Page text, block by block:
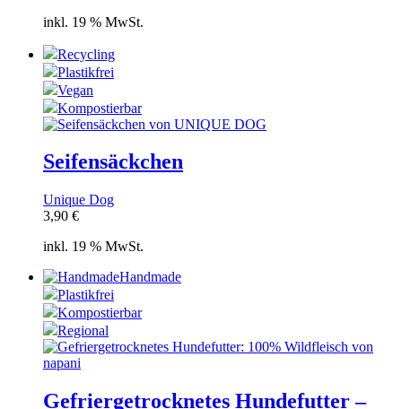
inkl. 19 % MwSt.
Recycling
Plastikfrei
Vegan
Kompostierbar
Seifensäckchen
Unique Dog
3,90 €
inkl. 19 % MwSt.
Handmade
Plastikfrei
Kompostierbar
Regional
Gefriergetrocknetes Hundefutter –